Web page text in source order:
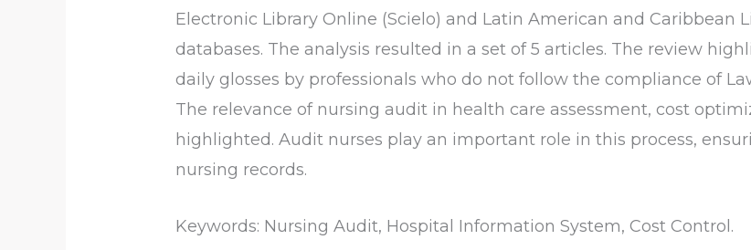
Electronic Library Online (Scielo) and Latin American and Caribbean
databases. The analysis resulted in a set of 5 articles. The review
daily glosses by professionals who do not follow the compliance of
The relevance of nursing audit in health care assessment, cost
highlighted. Audit nurses play an important role in this process,
nursing records.
Keywords: Nursing Audit, Hospital Information System, Cost Control.